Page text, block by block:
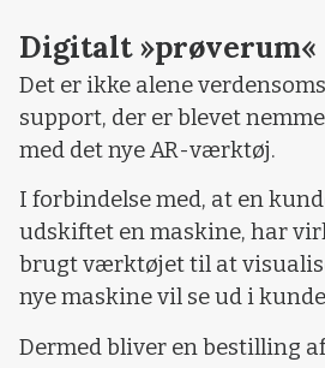
Digitalt »prøverum«
Det er ikke alene
support, der er blevet
med det nye AR-værktøj.
I forbindelse med, at en
udskiftet en maskine, har
brugt værktøjet til at
nye maskine vil se ud i
Dermed bliver en bestilling